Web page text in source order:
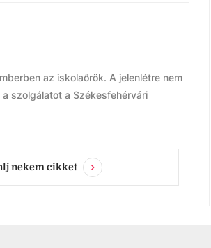
az iskolaőrök. A jelenlétre nem
szolgálatot a Székesfehérvári
nekem cikket